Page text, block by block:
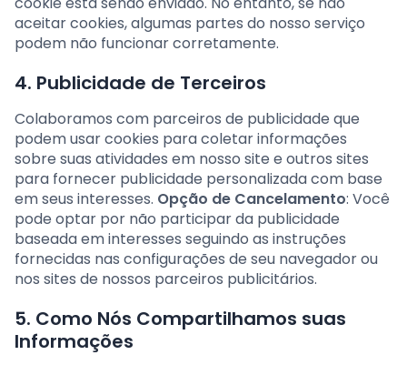
aceitar cookies, algumas partes do nosso serviço
podem não funcionar corretamente.
4. Publicidade de Terceiros
Colaboramos com parceiros de publicidade que
podem usar cookies para coletar informações
sobre suas atividades em nosso site e outros sites
para fornecer publicidade personalizada com base
em seus interesses. Opção de Cancelamento: Você
pode optar por não participar da publicidade
baseada em interesses seguindo as instruções
fornecidas nas configurações de seu navegador ou
nos sites de nossos parceiros publicitários.
5. Como Nós Compartilhamos suas
Informações